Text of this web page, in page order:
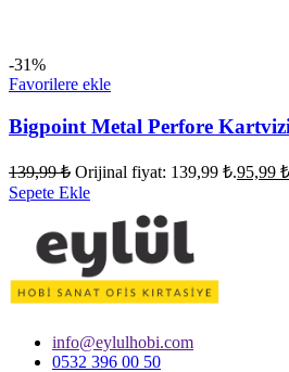
-31%
Favorilere ekle
Bigpoint Metal Perfore
139,99₺ Orijinal fiyat: 139,99 ₺.95,99 ₺
Sepete Ekle
info@eylulhobi.com
0532 396 00 50